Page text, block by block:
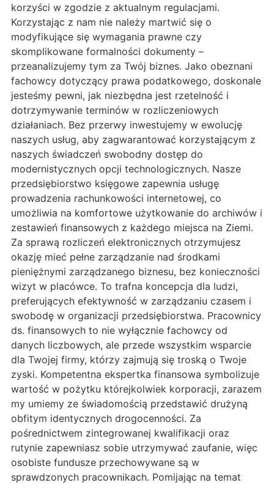
korzyści w zgodzie z aktualnym regulacjami.
Korzystając z nam nie należy martwić się o
modyfikujące się wymagania prawne czy
skomplikowane formalności dokumenty –
przeanalizujemy tym za Twój biznes. Jako obeznani
fachowcy dotyczący prawa podatkowego, doskonale
jesteśmy pewni, jak niezbędna jest rzetelność i
dotrzymywanie terminów w rozliczeniowych
działaniach. Bez przerwy inwestujemy w ewolucję
naszych usług, aby zagwarantować korzystającym z
naszych świadczeń swobodny dostęp do
modernistycznych opcji technologicznych. Nasze
przedsiębiorstwo księgowe zapewnia usługę
prowadzenia rachunkowości internetowej, co
umożliwia na komfortowe użytkowanie do archiwów i
zestawień finansowych z każdego miejsca na Ziemi.
Za sprawą rozliczeń elektronicznych otrzymujesz
okazję mieć pełne zarządzanie nad środkami
pieniężnymi zarządzanego biznesu, bez konieczności
wizyt w placówce. To trafna koncepcja dla ludzi,
preferujących efektywność w zarządzaniu czasem i
swobodę w organizacji przedsiębiorstwa. Pracownicy
ds. finansowych to nie wyłącznie fachowcy od
danych liczbowych, ale przede wszystkim wsparcie
dla Twojej firmy, którzy zajmują się troską o Twoje
zyski. Kompetentna ekspertka finansowa symbolizuje
wartość w pożytku którejkolwiek korporacji, zarazem
my umiemy ze świadomością przedstawić drużyną
obfitym identycznych drogocenności. Za
pośrednictwem zintegrowanej kwalifikacji oraz
rutynie zapewniasz sobie utrzymywać zaufanie, więc
osobiste fundusze przechowywane są w
sprawdzonych pracownikach. Pomijając na temat